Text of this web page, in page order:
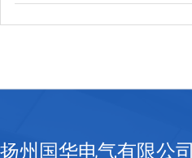
扬州国华电气有限公司